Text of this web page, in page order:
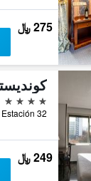
275 ﷼
4 نجوم
249 ﷼